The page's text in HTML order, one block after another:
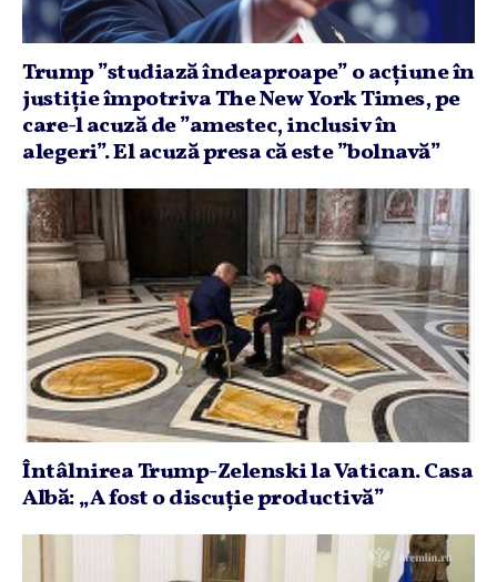
Trump ”studiază îndeaproape” o acţiune în
justiţie împotriva The New York Times, pe
care-l acuză de ”amestec, inclusiv în
alegeri”. El acuză presa că este ”bolnavă”
Întâlnirea Trump-Zelenski la Vatican. Casa
Albă: „A fost o discuţie productivă”